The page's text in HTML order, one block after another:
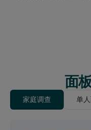
面
家庭调查 单